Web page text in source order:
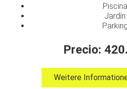
Jardín:
Precio:
Weitere